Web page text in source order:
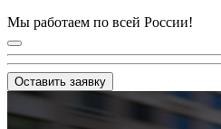
Мы работаем по всей России!
Оставить заявку